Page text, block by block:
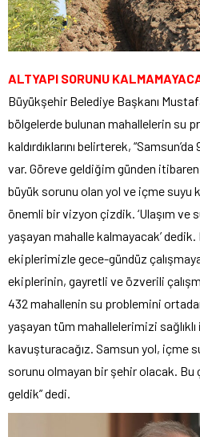
ALTYAPI SORUNU
Büyükşehir Belediye Başkanı
bölgelerde bulunan mahallelerin su
kaldırdıklarını belirterek,
var. Göreve geldiğim günden itibaren
büyük sorunu olan yol ve içme suyu
önemli bir vizyon çizdik. ‘Ulaşım ve
yaşayan mahalle kalmayacak’
ekiplerimizle gece-gündüz
ekiplerinin, gayretli ve özverili
432 mahallenin su problemini ortadan
yaşayan tüm mahallelerimizi
kavuşturacağız. Samsun yol, içme
sorunu olmayan bir şehir olacak. Bu
geldik” dedi.